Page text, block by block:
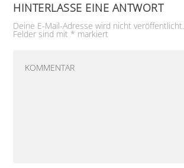
HINTERLASSE EINE ANTWORT
Deine E-Mail-Adresse wird nicht veröffentlicht.
Felder sind mit * markiert